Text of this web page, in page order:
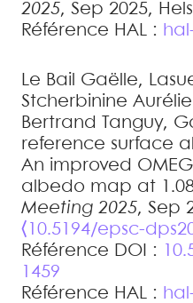
2025, Sep 2025,
Référence HAL :
Le Bail Gaëlle,
Stcherbinine
Bertrand
Tanguy,
reference surface
An improved
albedo map at
Meeting 2025, Sep
⟨10.5194/epsc-
Référence DOI :
1459
Référence HAL :